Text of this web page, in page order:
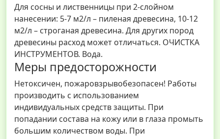
Для сосны и лиственницы при 2-слойном
нанесении: 5-7 м2/л – пиленая древесина, 10-12
м2/л – строганая древесина. Для других пород
древесины расход может отличаться. ОЧИСТКА
ИНСТРУМЕНТОВ. Вода.
Меры предосторожности
Нетоксичен, пожаровзрывобезопасен! Работы
производить с использованием
индивидуальных средств защиты. При
попадании состава на кожу или в глаза промыть
большим количеством воды. При